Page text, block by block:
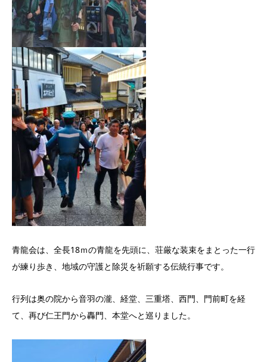
青龍会は、全長18ｍの青龍を先頭に、荘厳な装束をまとった一行
が練り歩き、地域の守護と除災を祈願する伝統行事です。
行列は奥の院から音羽の瀧、経堂、三重塔、西門、門前町を経
て、再び仁王門から轟門、本堂へと巡りました。